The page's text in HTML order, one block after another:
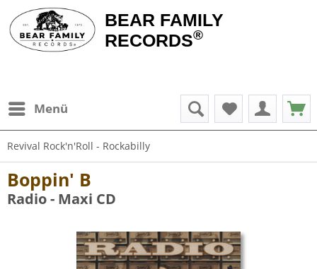
BEAR FAMILY
RECORDS®
Menü
Revival Rock'n'Roll - Rockabilly
Boppin' B
Radio - Maxi CD